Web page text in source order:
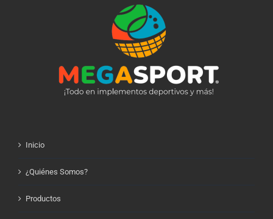
Inicio
¿Quiénes Somos?
Productos